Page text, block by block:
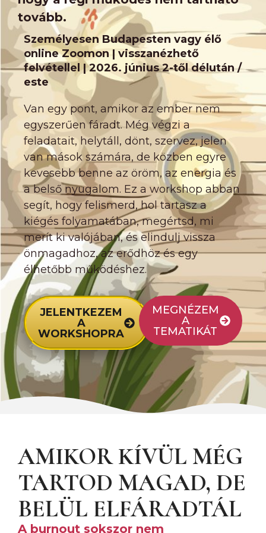
tovább.
Személyesen Budapesten vagy élő
online Zoomon | visszanézhető
felvétellel | 2026. június 2-től délután /
este
Van egy pont, amikor az ember nem
egyszerűen fáradt. Még végzi a
feladatait, helytáll, dönt, szervez, jelen
van mások számára, de közben egyre
kevesebb benne az öröm, az energia és
a belső nyugalom. Ez a workshop abban
segít, hogy felismerd, hol tartasz a
kiégés folyamatában, megértsd, mi
merít ki valójában, és elindulj vissza
önmagadhoz, az erődhöz és egy
élhetőbb működéshez.
JELENTKEZEM
A
WORKSHOPRA
MEGNÉZEM
A
TEMATIKÁT
AMIKOR KÍVÜL MÉG
TARTOD MAGAD, DE
BELÜL ELFÁRADTÁL
A burnout sokszor nem